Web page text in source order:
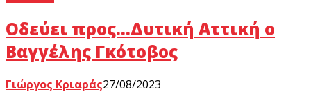
Οδεύει προς…Δυτική Αττική ο
Βαγγέλης Γκότοβος
Γιώργος Κριαράς27/08/2023